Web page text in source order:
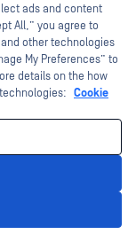
informativ
produselor și
ads and content
All,” you agree to
other technologies
My Preferences” to
details on the how
Cookie